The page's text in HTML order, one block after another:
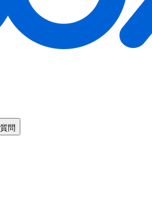
問